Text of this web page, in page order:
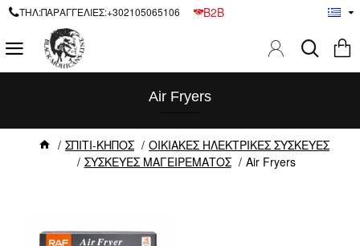
ΤΗΛ:ΠΑΡΑΓΓΕΛΙΕΣ:+302105065106 B2B
ΣΠΙΤΙ-ΚΗΠΟΣ
ΟΙΚΙΑΚΕΣ ΗΛΕΚΤΡΙΚΕΣ ΣΥΣΚΕΥΕΣ
ΣΥΣΚΕΥΕΣ ΜΑΓΕΙΡΕΜΑΤΟΣ
Air Fryers
Air Fryers